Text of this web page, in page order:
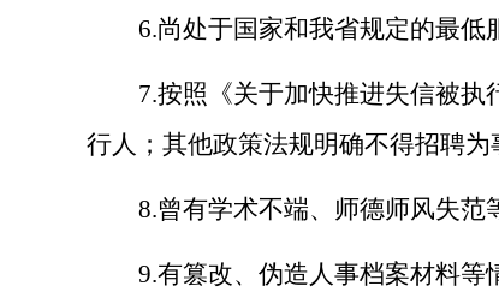
6.尚处于国家和我省规定的最低
7.按照《关于加快推进失信被执
行人；其他政策法规明确不得招聘为
8.曾有学术不端、师德师风失范
9.有篡改、伪造人事档案材料等